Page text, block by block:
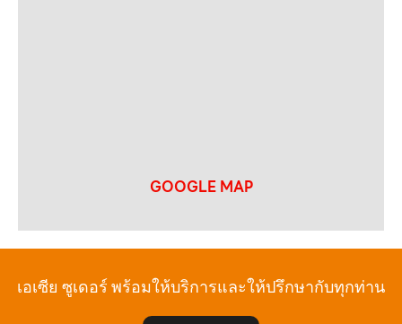
GOOGLE MAP
เอเซีย ซูเดอร์ พร้อมให้บริการและให้ปรึกษากับทุกท่าน